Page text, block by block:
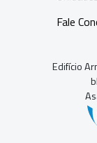
Fale
Edifício